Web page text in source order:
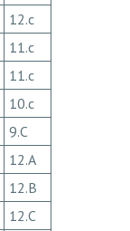
12.c
11.c
11.c
10.c
9.C
12.A
12.B
12.C